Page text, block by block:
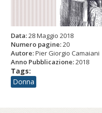
Data:28 Maggio 2018
Numero pagine:20
Autore:Pier Giorgio Camaiani
Anno Pubblicazione:2018
Tags:
Donna